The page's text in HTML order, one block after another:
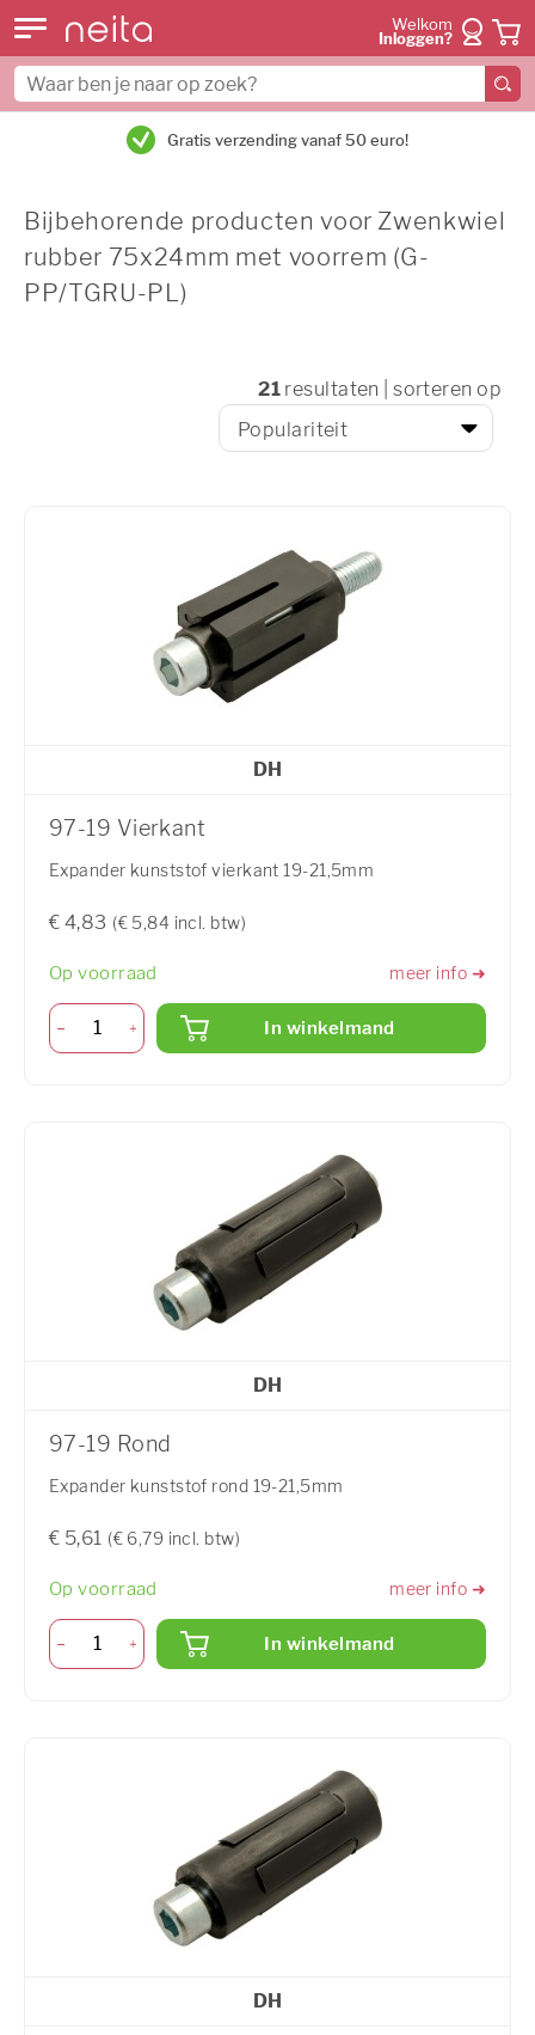
Welkom
Inloggen?
Ma-vr voor 15:00 besteld = dezelfde dag verzonden
Bijbehorende producten voor Zwenkwiel
rubber 75x24mm met voorrem (G-
PP/TGRU-PL)
21 resultaten | sorteren op
DH
97-19 Vierkant
Expander kunststof vierkant 19-21,5mm
€ 4,83 (€ 5,84 incl. btw)
Op voorraad meer info ➜
In winkelmand
DH
97-19 Rond
Expander kunststof rond 19-21,5mm
€ 5,61 (€ 6,79 incl. btw)
Op voorraad meer info ➜
In winkelmand
DH